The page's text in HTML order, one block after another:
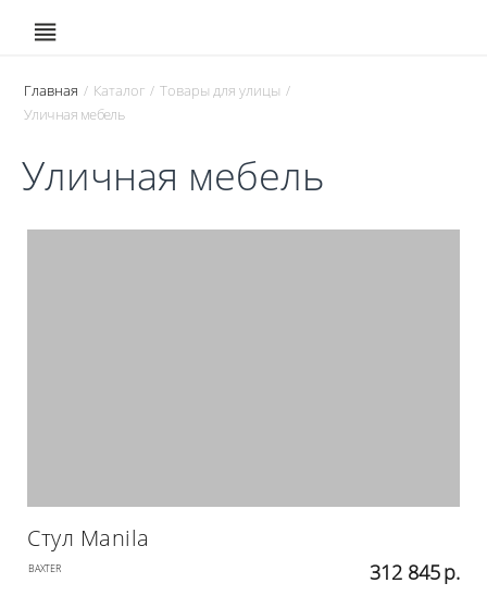
Главная / Каталог / Товары для улицы /
Уличная мебель
Уличная мебель
Стул Manila
BAXTER 312 845р.